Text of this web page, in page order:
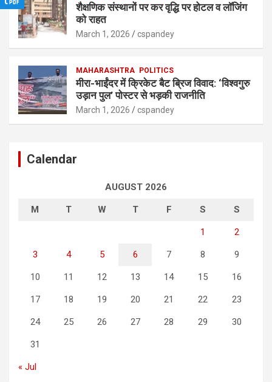
शैक्षणिक संस्थानों पर कर वृद्धि पर होटल व लॉजिंग
को राहत
March 1, 2026 cspandey
MAHARASHTRA POLITICS
मीरा-भाईंदर में क्रिकेट बैट ब्रिज विवाद: ‘विश्वगुरु
उड़ान पुल’ पोस्टर से भड़की राजनीति
March 1, 2026 cspandey
Calendar
AUGUST 2026
M T W T F S S
1 2
3 4 5 6 7 8 9
10 11 12 13 14 15 16
17 18 19 20 21 22 23
24 25 26 27 28 29 30
31
« Jul